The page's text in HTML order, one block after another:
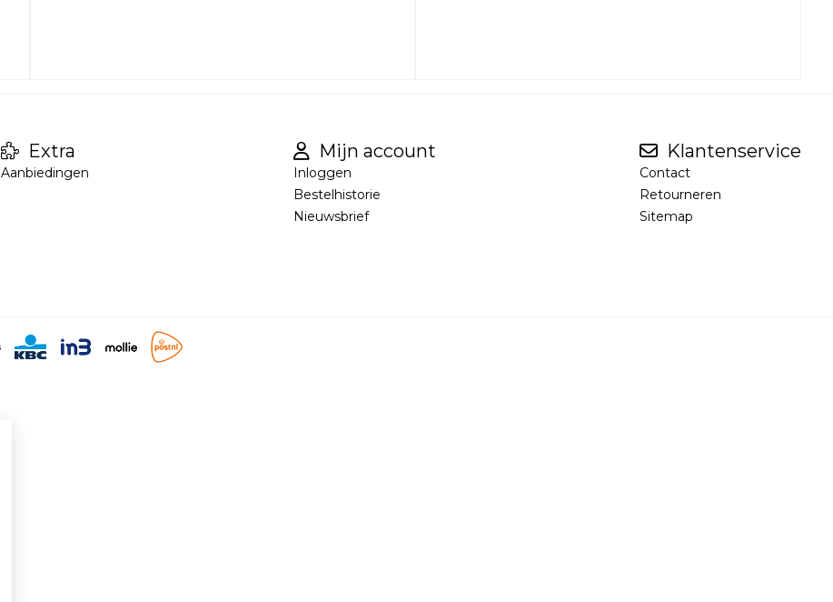
Extra
Aanbiedingen
Mijn account
Inloggen
Bestelhistorie
Nieuwsbrief
Klantenservice
Contact
Retourneren
Sitemap